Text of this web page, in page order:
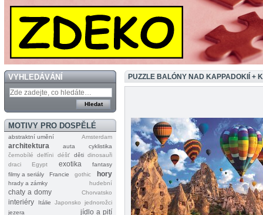
VYHLEDÁVÁNÍ
MOTIVY PRO DOSPĚLÉ
abstraktní umění Amsterdam
architektura auta
cyklistika
černobílé
delfíni déšť děti dinosauři
draci
Egypt exotika
fantasy
filmy a seriály
Francie gothic hory
hrady a zámky hudební
chaty a domy Chorvatsko
interiéry Itálie Japonsko
jednorožci
jezera
jídlo a pití
PUZZLE BALÓNY NAD KAPPADOKIÍ +